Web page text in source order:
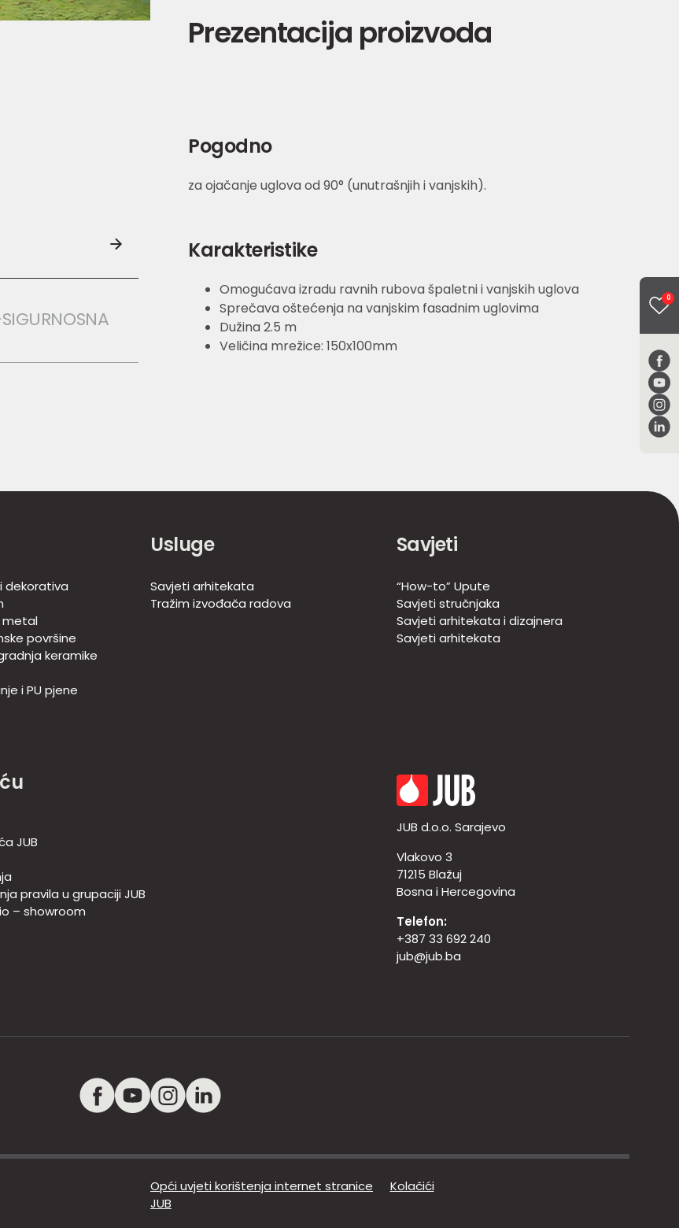
0
Prezentacija proizvoda
Pogodno
za ojačanje uglova od 90° (unutrašnjih i vanjskih).
Karakteristike
Omogućava izradu ravnih rubova špaletni i vanjskih uglova
Sprečava oštećenja na vanjskim fasadnim uglovima
Dužina 2.5 m
Veličina mrežice: 150x100mm
dekorativa
metal
površine
keramike
i PU pjene
Usluge
Savjeti arhitekata
Tražim izvođača radova
Savjeti
“How-to” Upute
Savjeti stručnjaka
Savjeti arhitekata i dizajnera
Savjeti arhitekata
JUB
pravila u grupaciji JUB
– showroom
JUB d.o.o. Sarajevo
Vlakovo 3
71215 Blažuj
Bosna i Hercegovina
Telefon:
+387 33 692 240
jub@jub.ba
Opći uvjeti korištenja internet stranice
JUB
Kolačići